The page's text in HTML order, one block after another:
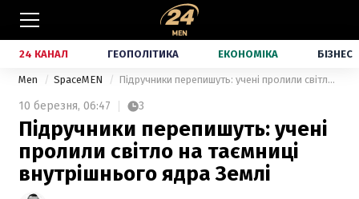
24 КАНАЛ ГЕОПОЛІТИКА ЕКОНОМІКА БІЗНЕС
Men SpaceMEN Підручники перепишуть: учені пролили світло на таємниці внутрішнього ядра Землі
10 березня, 06:47 3
Підручники перепишуть: учені
пролили світло на таємниці
внутрішнього ядра Землі